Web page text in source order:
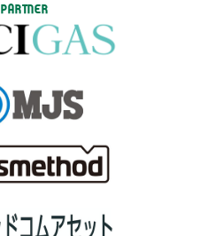
PARTNER